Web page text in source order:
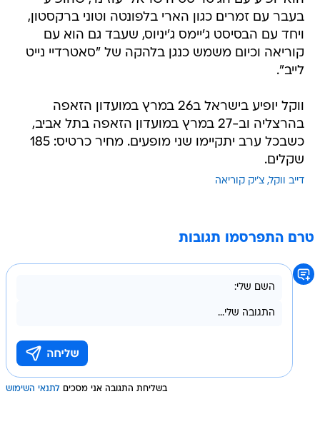
בעבר עם זמרים כגון הארי בלפונטה וטוני ברקסטון,
ויחד עם הבסיסט ג'יימס ג'יניוס, שעבד גם הוא עם
קוריאה וכיום משמש כנגן בלהקה של "סאטרדיי נייט
לייב".
ווקל יופיע בישראל ב26 במרץ במועדון הזאפה
בהרצליה וב-27 במרץ במועדון הזאפה בתל אביב,
כשבכל ערב יתקיימו שני מופעים. מחיר כרטיס: 185
שקלים.
דייב ווקל צ'יק קוריאה
טרם התפרסמו תגובות
בשליחת התגובה אני מסכים לתנאי השימוש